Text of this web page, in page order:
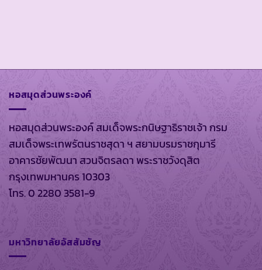
หอสมุดส่วนพระองค์
หอสมุดส่วนพระองค์ สมเด็จพระกนิษฐาธิราชเจ้า กรม
สมเด็จพระเทพรัตนราชสุดา ฯ สยามบรมราชกุมารี
อาคารชัยพัฒนา สวนจิตรลดา พระราชวังดุสิต
กรุงเทพมหานคร 10303
โทร. 0 2280 3581-9
มหาวิทยาลัยอัสสัมชัญ